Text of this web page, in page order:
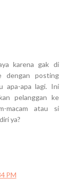
karena gak di
dengan posting
apa-apa lagi. Ini
pelanggan ke
macam atau si
ya?
PM